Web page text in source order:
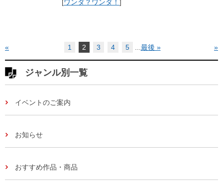
[ワンダ？ワンダ！ ]
« 1 2 3 4 5 ... »
最後 »
ジャンル別一覧
イベントのご案内
お知らせ
おすすめ作品・商品